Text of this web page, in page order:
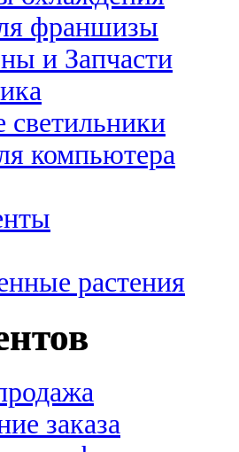
франшизы
и Запчасти
компьютера
растения
заказа